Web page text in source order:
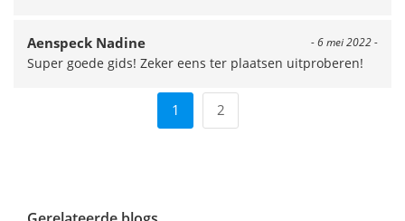
- 6 mei 2022 -
Aenspeck Nadine
Super goede gids! Zeker eens ter plaatsen uitproberen!
1 2